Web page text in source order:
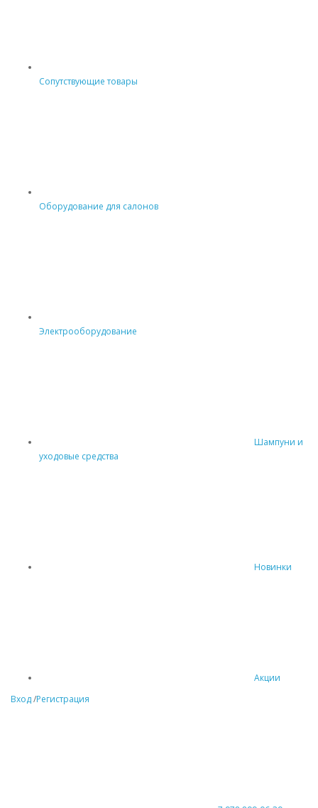
Сопутствующие товары
Оборудование для салонов
Электрооборудование
Шампуни и
уходовые средства
Новинки
Акции
Вход/Регистрация